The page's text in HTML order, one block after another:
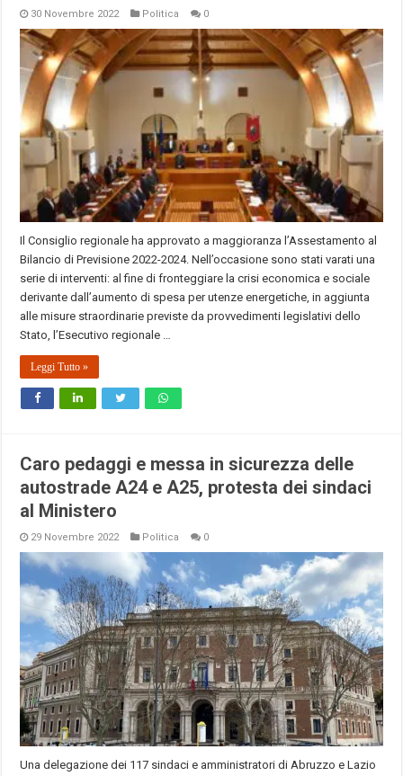
30 Novembre 2022 Politica 0
Il Consiglio regionale ha approvato a maggioranza l’Assestamento al
Bilancio di Previsione 2022-2024. Nell’occasione sono stati varati una
serie di interventi: al fine di fronteggiare la crisi economica e sociale
derivante dall’aumento di spesa per utenze energetiche, in aggiunta
alle misure straordinarie previste da provvedimenti legislativi dello
Stato, l’Esecutivo regionale …
Leggi Tutto »
Caro pedaggi e messa in sicurezza delle
autostrade A24 e A25, protesta dei sindaci
al Ministero
29 Novembre 2022 Politica 0
Una delegazione dei 117 sindaci e amministratori di Abruzzo e Lazio